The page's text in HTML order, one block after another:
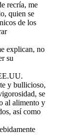
recría, me
quien se
de los
explican, no
su
y bullicioso,
se
al alimento y
así como